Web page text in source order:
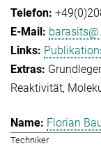
Reaktivität
Florian
Techniker